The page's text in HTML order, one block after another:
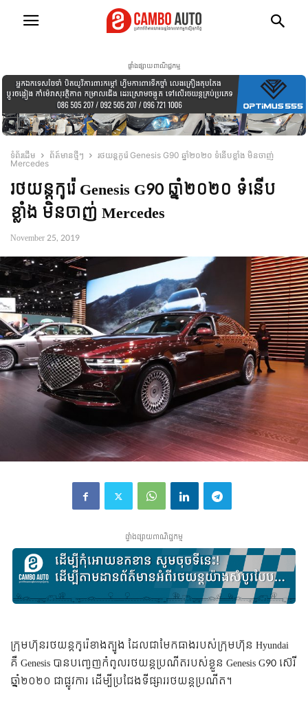
ផ្ទាំងផ្សាយពាណិជ្ជកម្ម
ទំព័រដើម ព័ត៍មានថ្មីៗ
រថយន្តកូរ៉េ Genesis G90 ឆ្នាំ២០២០ ទំនើបខ្លាំង មិនចាញ់
Mercedes
រថយន្តកូរ៉េ Genesis G90 ឆ្នាំ២០២០ ទំនើប
ខ្លាំង មិនចាញ់ Mercedes
November 25, 2019
ផ្ទាំងផ្សាយពាណិជ្ជកម្ម
ក្រុមហ៊ុនរថយន្តកូរ៉េខាងត្បូង ដែលជាមែកធាងរបស់ក្រុមហ៊ុន Hyundai
គឺ Genesis បានបញ្ចេញកំពូលរថយន្តប្រណីតរបស់ខ្លួន Genesis G90 ស៊េរី
ឆ្នាំ២០២០ ជាផ្លូវការ ដើម្បីប្រជែងទីផ្សាររថយន្តប្រណីត។